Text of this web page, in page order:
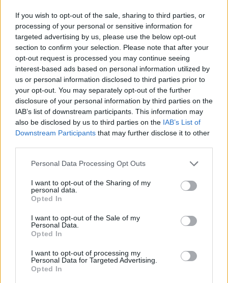
If you wish to opt-out of the sale, sharing to third parties, or
processing of your personal or sensitive information for
targeted advertising by us, please use the below opt-out
section to confirm your selection. Please note that after your
opt-out request is processed you may continue seeing
interest-based ads based on personal information utilized by
us or personal information disclosed to third parties prior to
your opt-out. You may separately opt-out of the further
disclosure of your personal information by third parties on the
IAB’s list of downstream participants. This information may
also be disclosed by us to third parties on the IAB’s List of
Downstream Participants that may further disclose it to other
Personal Data Processing Opt Outs
I want to opt-out of the Sharing of my
personal data.
Opted In
I want to opt-out of the Sale of my
Personal Data.
Opted In
I want to opt-out of processing my
Personal Data for Targeted Advertising.
Opted In
Redaccio
Periodistes
ARTICLES RELACIONATS
de festa amb l’eclipsi com a fil conductor